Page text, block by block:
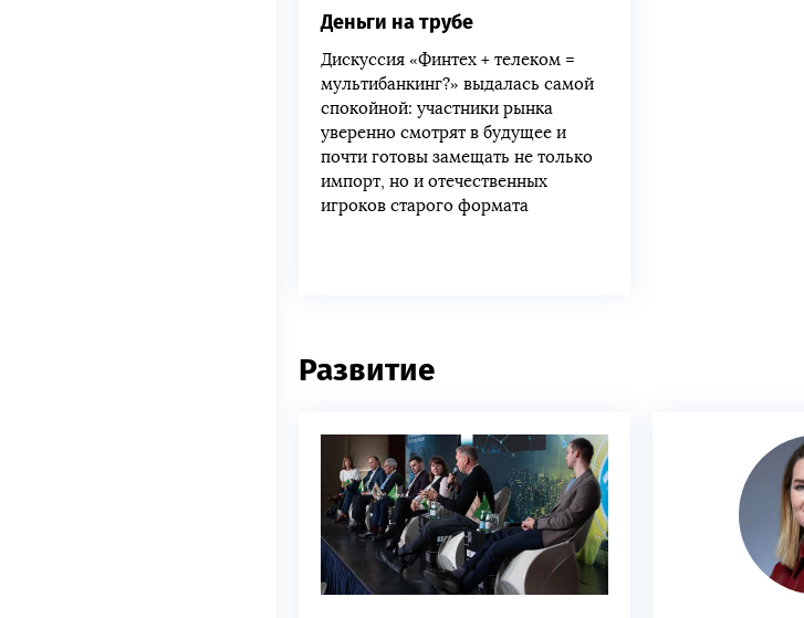
Деньги на трубе
Дискуссия «Финтех + телеком =
мультибанкинг?» выдалась самой
спокойной: участники рынка
уверенно смотрят в будущее и
почти готовы замещать не только
импорт, но и отечественных
игроков старого формата
Развитие